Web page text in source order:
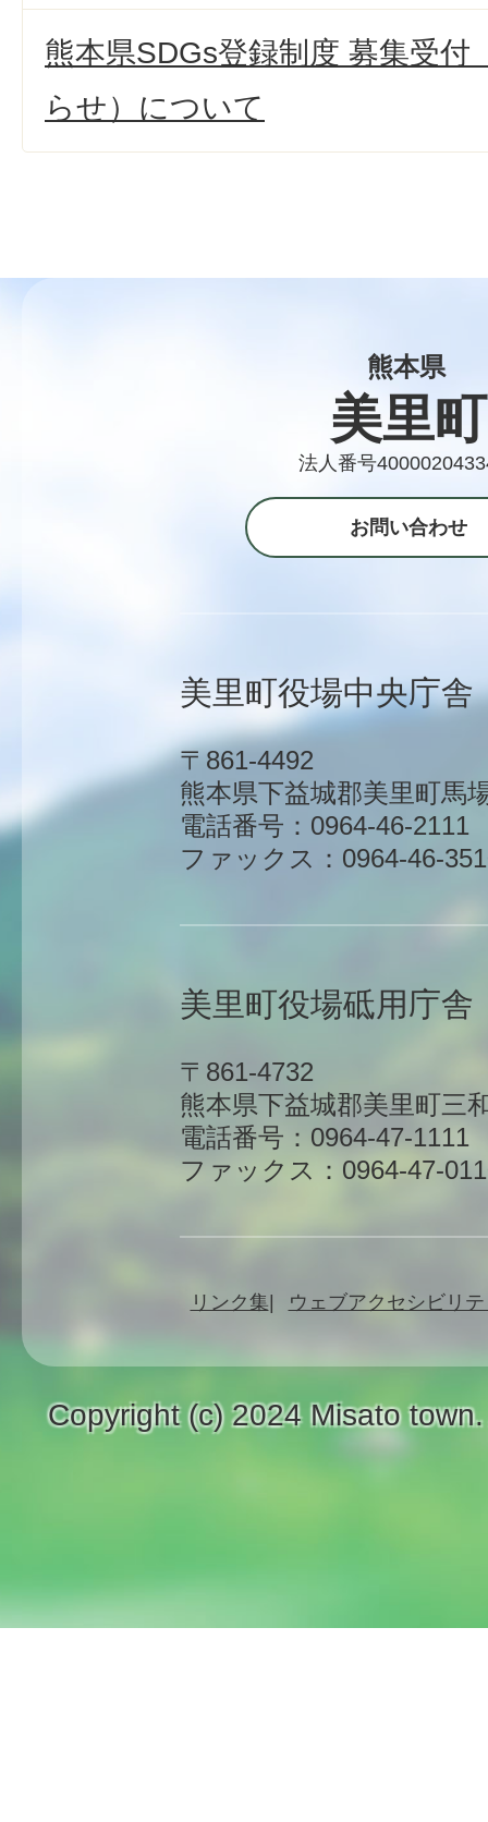
熊本県SDGs登録制度 募集受付
らせ）について
熊本県
美里町
法人番号
お問い合わせ
美里町役場中央庁舎
〒861-4492
熊本県下益城郡美里町馬
電話番号：0964-46-2111
ファックス：0964-46-
美里町役場砥用庁舎
〒861-4732
熊本県下益城郡美里町三
電話番号：0964-47-1111
ファックス：0964-47-
リンク集 ウェブアクセシビリ
Copyright (c) 2024 Misato